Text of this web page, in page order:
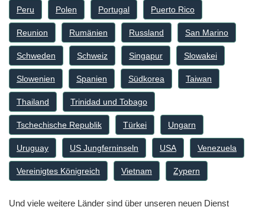
Peru Polen Portugal Puerto Rico
Reunion Rumänien Russland San Marino
Schweden Schweiz Singapur Slowakei
Slowenien Spanien Südkorea Taiwan
Thailand Trinidad und Tobago
Tschechische Republik Türkei Ungarn
Uruguay US Jungferninseln USA Venezuela
Vereinigtes Königreich Vietnam Zypern
Und viele weitere Länder sind über unseren neuen Dienst